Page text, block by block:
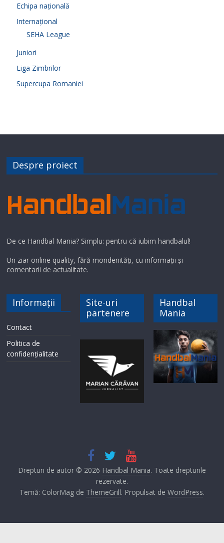
Echipa națională
Internațional
SEHA League
Juniori
Liga Zimbrilor
Supercupa Romaniei
Despre proiect
De ce Handbal Mania? Simplu: pentru că iubim handbalul!
Un ziar online quality, fără mondenități, cu informații și
comentarii de actualitate.
Informații
Contact
Politica de
confidențialitate
Site-uri
partenere
Handbal
Mania
Drepturi de autor © 2026 Handbal Mania. Toate drepturile
rezervate.
Temă: ColorMag de ThemeGrill. Propulsat de WordPress.